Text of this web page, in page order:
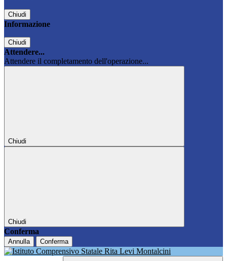
Chiudi
Informazione
Chiudi
Attendere...
Attendere il completamento dell'operazione...
Chiudi
Chiudi
Conferma
Annulla Conferma